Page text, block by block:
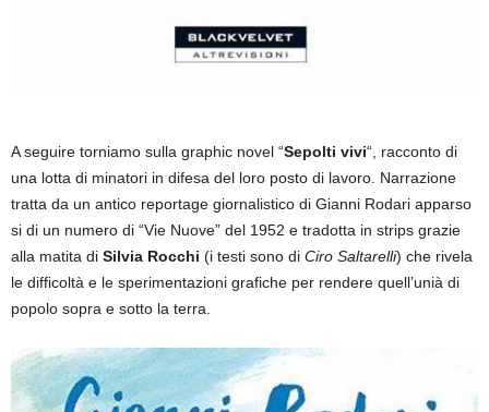
A seguire torniamo sulla graphic novel “Sepolti vivi“, racconto di
una lotta di minatori in difesa del loro posto di lavoro. Narrazione
tratta da un antico reportage giornalistico di Gianni Rodari apparso
si di un numero di “Vie Nuove” del 1952 e tradotta in strips grazie
alla matita di Silvia Rocchi (i testi sono di Ciro Saltarelli) che rivela
le difficoltà e le sperimentazioni grafiche per rendere quell’unià di
popolo sopra e sotto la terra.